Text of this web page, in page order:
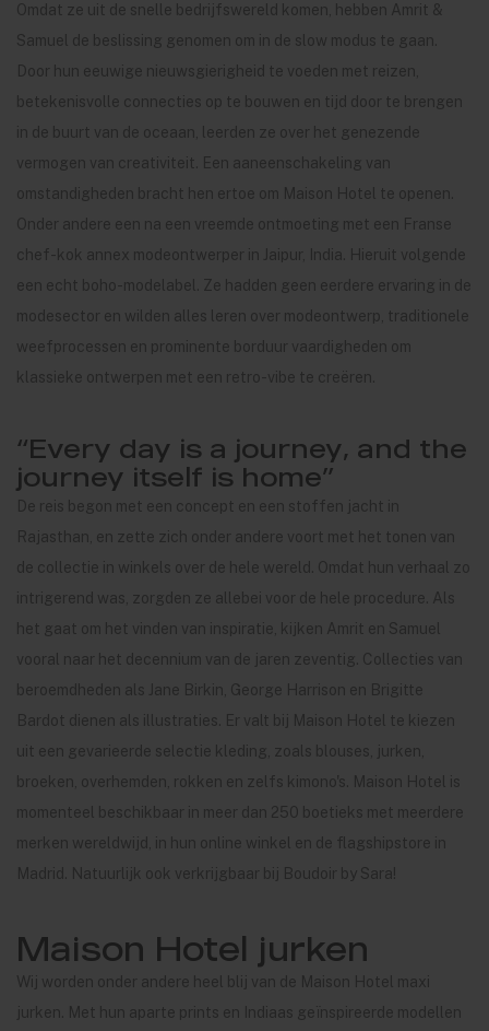
Omdat ze uit de snelle bedrijfswereld komen, hebben Amrit &
Samuel de beslissing genomen om in de slow modus te gaan.
Door hun eeuwige nieuwsgierigheid te voeden met reizen,
betekenisvolle connecties op te bouwen en tijd door te brengen
in de buurt van de oceaan, leerden ze over het genezende
vermogen van creativiteit. Een aaneenschakeling van
omstandigheden bracht hen ertoe om Maison Hotel te openen.
Onder andere een na een vreemde ontmoeting met een Franse
chef-kok annex modeontwerper in Jaipur, India. Hieruit volgende
een echt boho-modelabel. Ze hadden geen eerdere ervaring in de
modesector en wilden alles leren over modeontwerp, traditionele
weefprocessen en prominente borduur vaardigheden om
klassieke ontwerpen met een retro-vibe te creëren.
“Every day is a journey, and the
journey itself is home”
De reis begon met een concept en een stoffen jacht in
Rajasthan, en zette zich onder andere voort met het tonen van
de collectie in winkels over de hele wereld. Omdat hun verhaal zo
intrigerend was, zorgden ze allebei voor de hele procedure. Als
het gaat om het vinden van inspiratie, kijken Amrit en Samuel
vooral naar het decennium van de jaren zeventig. Collecties van
beroemdheden als Jane Birkin, George Harrison en Brigitte
Bardot dienen als illustraties. Er valt bij Maison Hotel te kiezen
uit een gevarieerde selectie kleding, zoals blouses, jurken,
broeken, overhemden, rokken en zelfs kimono's. Maison Hotel is
momenteel beschikbaar in meer dan 250 boetieks met meerdere
merken wereldwijd, in hun online winkel en de flagshipstore in
Madrid. Natuurlijk ook verkrijgbaar bij Boudoir by Sara!
Maison Hotel jurken
Wij worden onder andere heel blij van de Maison Hotel maxi
jurken. Met hun aparte prints en Indiaas geïnspireerde modellen